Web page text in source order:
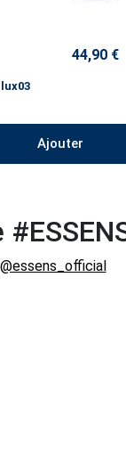
44,90 €
lux03
Ajouter
@essens_official